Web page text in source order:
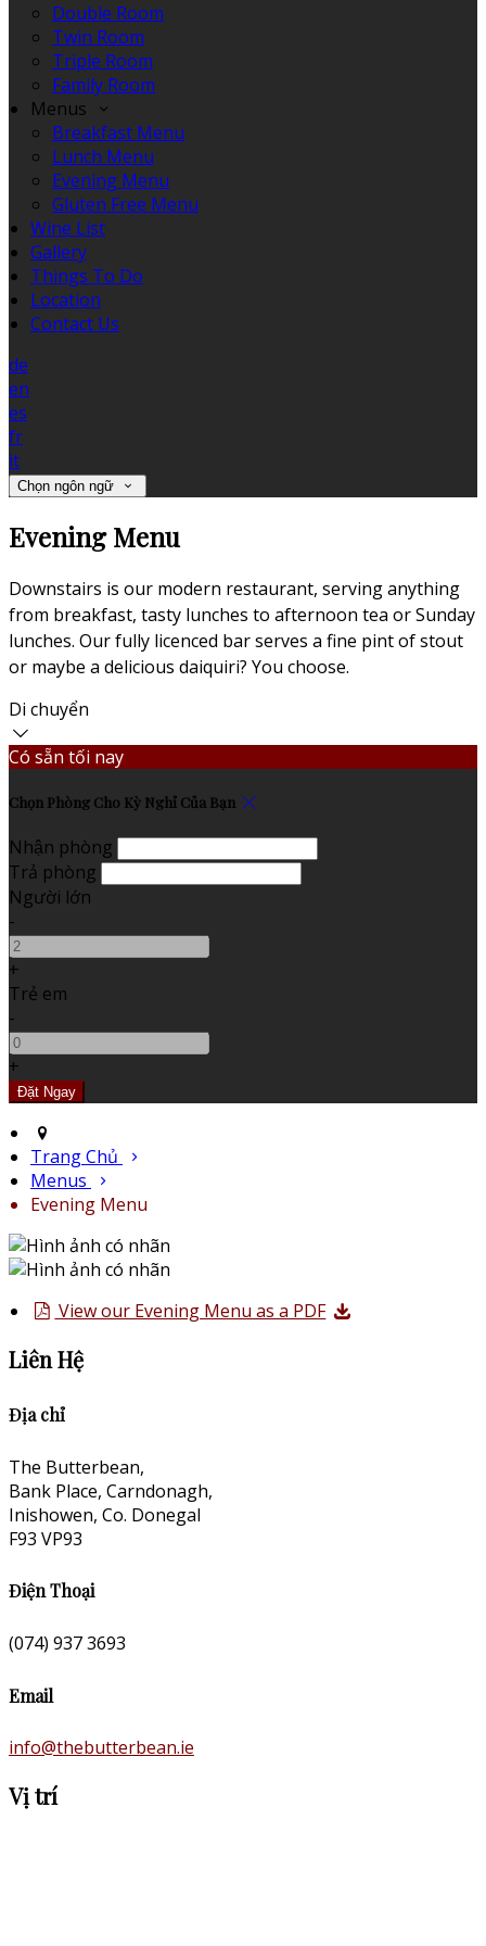
Double Room
Twin Room
Triple Room
Family Room
Menus
Breakfast Menu
Lunch Menu
Evening Menu
Gluten Free Menu
Wine List
Gallery
Things To Do
Location
Contact Us
de
en
es
fr
it
Chọn ngôn ngữ
Evening Menu
Downstairs is our modern restaurant, serving anything
from breakfast, tasty lunches to afternoon tea or Sunday
lunches. Our fully licenced bar serves a fine pint of stout
or maybe a delicious daiquiri? You choose.
Di chuyển
Có sẵn tối nay
Chọn Phòng Cho Kỳ Nghỉ Của Bạn
Nhận phòng
Trả phòng
Người lớn
-
+
Trẻ em
-
+
Trang Chủ
Menus
Evening Menu
View our Evening Menu as a PDF
Liên Hệ
Địa chỉ
The Butterbean,
Bank Place, Carndonagh,
Inishowen, Co. Donegal
F93 VP93
Điện Thoại
(074) 937 3693
Email
info@thebutterbean.ie
Vị trí